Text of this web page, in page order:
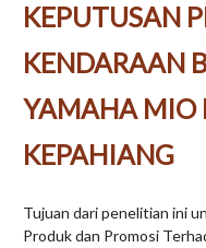
KEPUTUSAN
KENDARAAN
YAMAHA MIO
KEPAHIANG
Tujuan dari penelitian ini
Produk dan Promosi